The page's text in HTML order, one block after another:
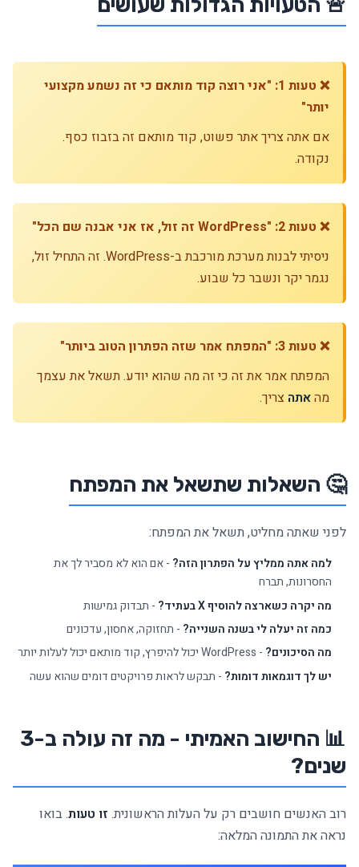
❌ טעות 1: "אני רוצה קוד מותאם כי זה נשמע מקצועי
יותר"
אם אתה צריך אתר פשוט, קוד מותאם זה בזבוז כסף.
נקודה.
❌ טעות 2: "WordPress זה זול, אז אני אבנה שם הכל"
ניסיתי לבנות מערכת מורכבת ב-WordPress. זה התחיל זול,
נגמר יקר ונשבר כל שבוע.
❌ טעות 3: "המפתח אמר שזה הפתרון הטוב ביותר"
המפתח אמר את זה כי זה מה שהוא יודע. תשאל את עצמך
מהאתה צריך.
🤔 השאלות שתשאל את המפתח
לפני שאתה מחליט, תשאל את המפתח:
למה אתה ממליץ על הפתרון הזה? - אם הוא לא מסביר לך את
החסרונות, תברח
מה יקרה כשארצה להוסיף X בעתיד?
- תבדוק גמישות
כמה זה יעלה לי בשנה השנייה? - תחזוקה, אחסון, עדכונים
מה הסיכונים? - WordPress יכול להיפרץ, קוד מותאם יכול לעלות יותר
יש לך דוגמאות דומות? - תבקש לראות פרויקטים דומים שהוא עשה
📊 החישוב האמיתי - מה זה עולה ב-3
שנים?
רוב האנשים חושבים רק על העלות הראשונית. זו טעות. בואו
נראה את התמונה המלאה: